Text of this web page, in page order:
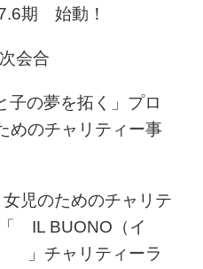
期 始動！
会合
子の夢を拓く」プロ
めのチャリティー事
児のためのチャリテ
IL BUONO（イ
」チャリティーラ